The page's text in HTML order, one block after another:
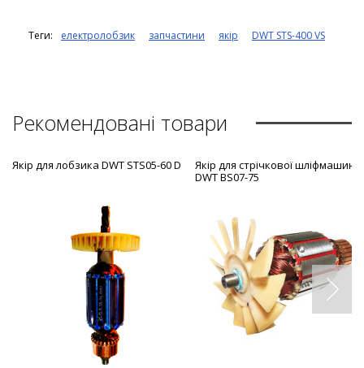
Теги: електролобзик запчастини якір DWT STS-400 VS
Рекомендовані товари
Якір для лобзика DWT STS05-60 D
Якір для стрічкової шліфмашини
DWT BS07-75